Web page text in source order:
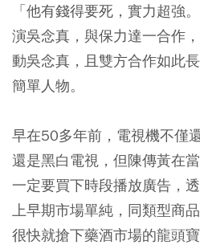
「他有錢得要死，實力超強
演吳念真，與保力達一合作
動吳念真，且雙方合作如此
簡單人物。
早在50多年前，電視機不僅
還是黑白電視，但陳傳黃在
一定要買下時段播放廣告，
上早期市場單純，同類型商
很快就搶下藥酒市場的龍頭